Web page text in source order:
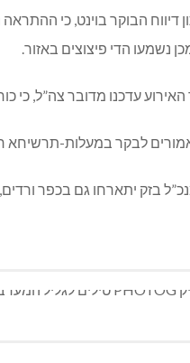
דיווח הבוקר בוינט, כי
נשמעו הדי פיצוצים באזור.
עדכנו מדובר צה”ל, כי
לבקר במעלות-תרשיחא
בזק יתארחו גם בכפר